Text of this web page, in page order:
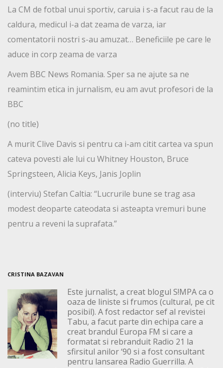
La CM de fotbal unui sportiv, caruia i s-a facut rau de la
caldura, medicul i-a dat zeama de varza, iar
comentatorii nostri s-au amuzat… Beneficiile pe care le
aduce in corp zeama de varza
Avem BBC News Romania. Sper sa ne ajute sa ne
reamintim etica in jurnalism, eu am avut profesori de la
BBC
(no title)
A murit Clive Davis si pentru ca i-am citit cartea va spun
cateva povesti ale lui cu Whitney Houston, Bruce
Springsteen, Alicia Keys, Janis Joplin
(interviu) Stefan Caltia: “Lucrurile bune se trag asa
modest deoparte cateodata si asteapta vremuri bune
pentru a reveni la suprafata.”
CRISTINA BAZAVAN
Este jurnalist, a creat blogul S!MPA ca o
oaza de liniste si frumos (cultural, pe cit
posibil). A fost redactor sef al revistei
Tabu, a facut parte din echipa care a
creat brandul Europa FM si care a
formatat si rebranduit Radio 21 la
sfirsitul anilor ‘90 si a fost consultant
pentru lansarea Radio Guerrilla. A